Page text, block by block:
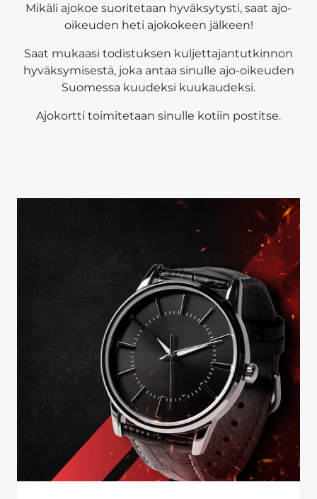
Mikäli ajokoe suoritetaan hyväksytysti, saat ajo-
oikeuden heti ajokokeen jälkeen!
Saat mukaasi todistuksen kuljettajantutkinnon
hyväksymisestä, joka antaa sinulle ajo-oikeuden
Suomessa kuudeksi kuukaudeksi.
Ajokortti toimitetaan sinulle kotiin postitse.